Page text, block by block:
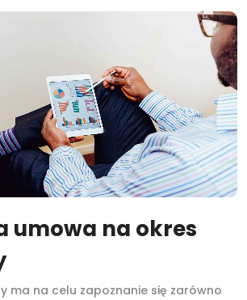
umowa na okres
ma na celu zapoznanie się zarówno